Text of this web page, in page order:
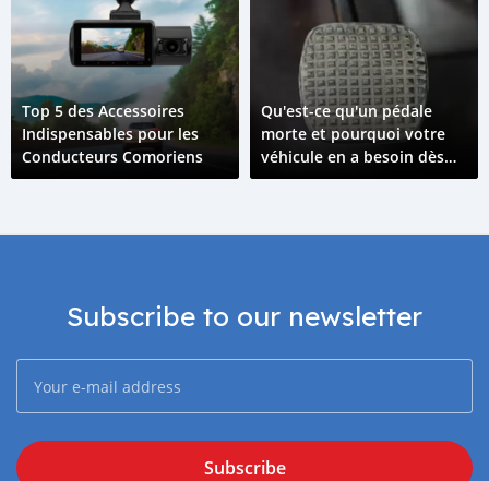
Top 5 des Accessoires
Indispensables pour les
Conducteurs Comoriens
Qu'est-ce qu'un pédale
morte et pourquoi votre
véhicule en a besoin dès
que possible
Subscribe to our newsletter
Subscribe